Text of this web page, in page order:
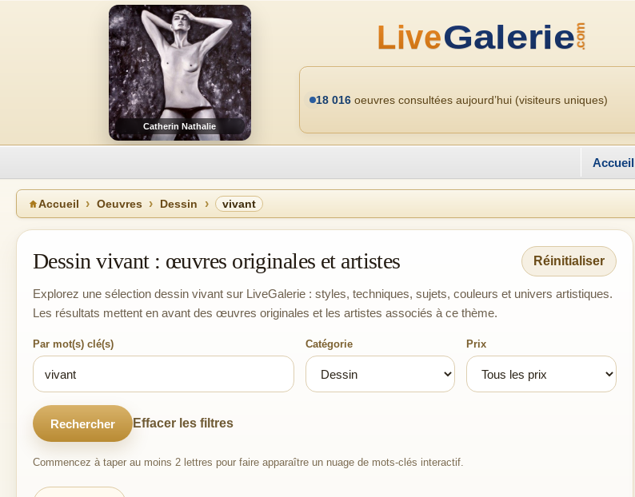
Catherin Nathalie
18 016 oeuvres consultées aujourd’hui (visiteurs uniques)
Accueil
Accueil Oeuvres Dessin vivant
Dessin vivant : œuvres originales et artistes Réinitialiser
Explorez une sélection dessin vivant sur LiveGalerie : styles, techniques, sujets, couleurs et univers artistiques.
Les résultats mettent en avant des œuvres originales et les artistes associés à ce thème.
Par mot(s) clé(s) Catégorie Prix
Rechercher Effacer les filtres
Commencez à taper au moins 2 lettres pour faire apparaître un nuage de mots-clés interactif.